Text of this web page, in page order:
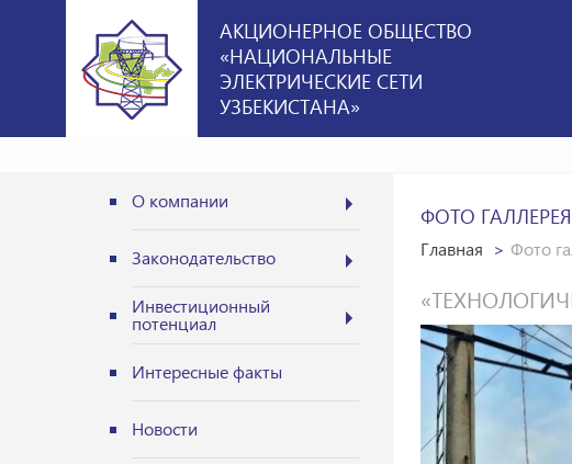
АКЦИОНЕРНОЕ ОБЩЕСТВО
«НАЦИОНАЛЬНЫЕ
ЭЛЕКТРИЧЕСКИЕ СЕТИ
УЗБЕКИСТАНА»
О компании
Законодательство
Инвестиционный
потенциал
Интересные факты
Новости
ФОТО ГАЛЛЕРЕЯ
Главная Фото